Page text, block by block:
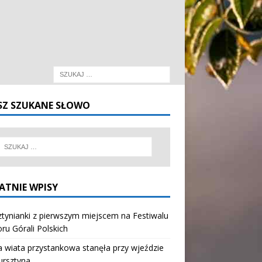
SZUKANE SŁOWO
WPISY
z pierwszym miejscem na Festiwalu
Górali Polskich
wiata przystankowa stanęła przy wjeździe